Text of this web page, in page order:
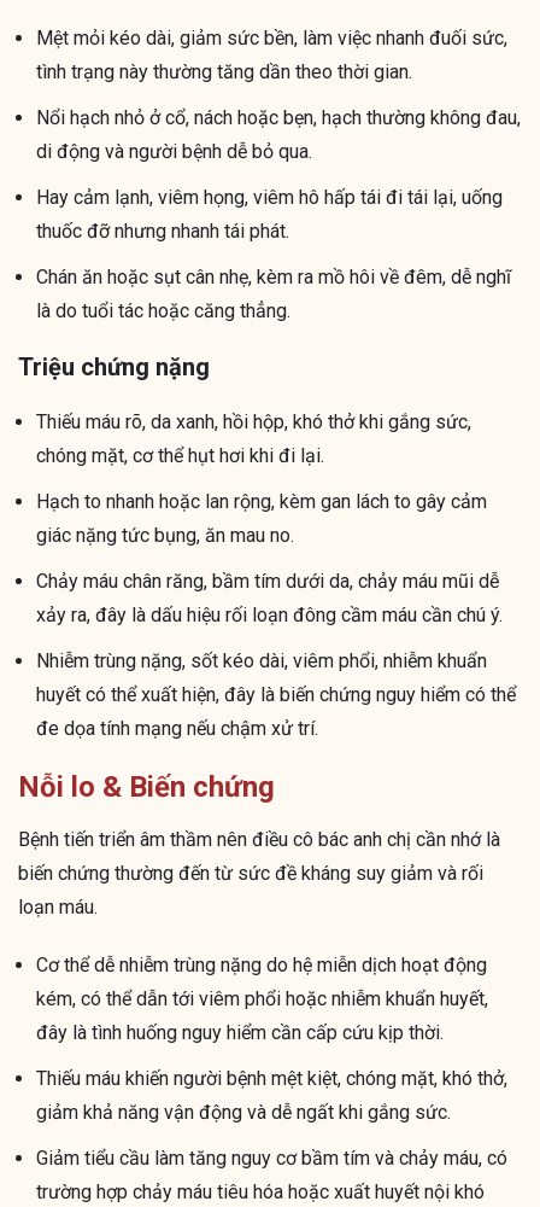
Mệt mỏi kéo dài, giảm sức bền, làm việc nhanh đuối sức,
tình trạng này thường tăng dần theo thời gian.
Nổi hạch nhỏ ở cổ, nách hoặc bẹn, hạch thường không đau,
di động và người bệnh dễ bỏ qua.
Hay cảm lạnh, viêm họng, viêm hô hấp tái đi tái lại, uống
thuốc đỡ nhưng nhanh tái phát.
Chán ăn hoặc sụt cân nhẹ, kèm ra mồ hôi về đêm, dễ nghĩ
là do tuổi tác hoặc căng thẳng.
Triệu chứng nặng
Thiếu máu rõ, da xanh, hồi hộp, khó thở khi gắng sức,
chóng mặt, cơ thể hụt hơi khi đi lại.
Hạch to nhanh hoặc lan rộng, kèm gan lách to gây cảm
giác nặng tức bụng, ăn mau no.
Chảy máu chân răng, bầm tím dưới da, chảy máu mũi dễ
xảy ra, đây là dấu hiệu rối loạn đông cầm máu cần chú ý.
Nhiễm trùng nặng, sốt kéo dài, viêm phổi, nhiễm khuẩn
huyết có thể xuất hiện, đây là biến chứng nguy hiểm có thể
đe dọa tính mạng nếu chậm xử trí.
Nỗi lo & Biến chứng
Bệnh tiến triển âm thầm nên điều cô bác anh chị cần nhớ là
biến chứng thường đến từ sức đề kháng suy giảm và rối
loạn máu.
Cơ thể dễ nhiễm trùng nặng do hệ miễn dịch hoạt động
kém, có thể dẫn tới viêm phổi hoặc nhiễm khuẩn huyết,
đây là tình huống nguy hiểm cần cấp cứu kịp thời.
Thiếu máu khiến người bệnh mệt kiệt, chóng mặt, khó thở,
giảm khả năng vận động và dễ ngất khi gắng sức.
Giảm tiểu cầu làm tăng nguy cơ bầm tím và chảy máu, có
trường hợp chảy máu tiêu hóa hoặc xuất huyết nội khó